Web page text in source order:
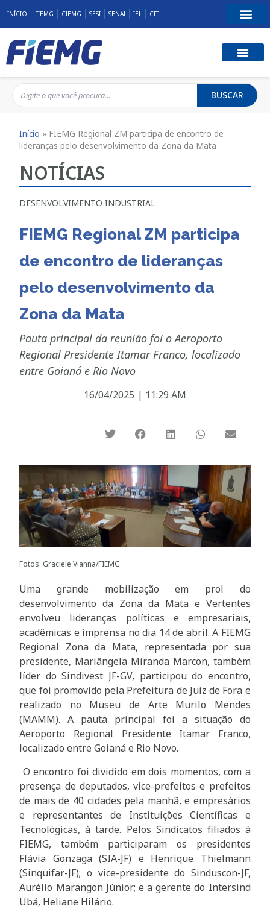
INÍCIO FIEMG CIEMG SESI SENAI IEL CIT
BUSCAR
Início » FIEMG Regional ZM participa de encontro de
lideranças pelo desenvolvimento da Zona da Mata
NOTÍCIAS
DESENVOLVIMENTO INDUSTRIAL
FIEMG Regional ZM participa
de encontro de lideranças
pelo desenvolvimento da
Zona da Mata
Pauta principal da reunião foi o Aeroporto
Regional Presidente Itamar Franco, localizado
entre Goianá e Rio Novo
16/04/2025 | 11:29 AM
Fotos: Graciele Vianna/FIEMG
Uma grande mobilização em prol do
desenvolvimento da Zona da Mata e Vertentes
envolveu lideranças políticas e empresariais,
acadêmicas e imprensa no dia 14 de abril. A FIEMG
Regional Zona da Mata, representada por sua
presidente, Mariângela Miranda Marcon, também
líder do Sindivest JF-GV, participou do encontro,
que foi promovido pela Prefeitura de Juiz de Fora e
realizado no Museu de Arte Murilo Mendes
(MAMM). A pauta principal foi a situação do
Aeroporto Regional Presidente Itamar Franco,
localizado entre Goianá e Rio Novo.
O encontro foi dividido em dois momentos, com a
presença de deputados, vice-prefeitos e prefeitos
de mais de 40 cidades pela manhã, e empresários
e representantes de Instituições Científicas e
Tecnológicas, à tarde. Pelos Sindicatos filiados à
FIEMG, também participaram os presidentes
Flávia Gonzaga (SIA-JF) e Henrique Thielmann
(Sinquifar-JF); o vice-presidente do Sinduscon-JF,
Aurélio Marangon Júnior; e a gerente do Intersind
Ubá, Heliane Hilário.